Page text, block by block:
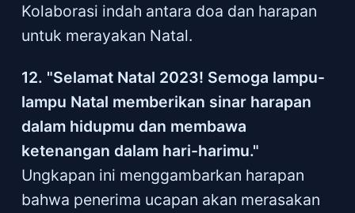
Kolaborasi indah antara doa dan harapan
untuk merayakan Natal.
12. "Selamat Natal 2023! Semoga lampu-
lampu Natal memberikan sinar harapan
dalam hidupmu dan membawa
ketenangan dalam hari-harimu."
Ungkapan ini menggambarkan harapan
bahwa penerima ucapan akan merasakan